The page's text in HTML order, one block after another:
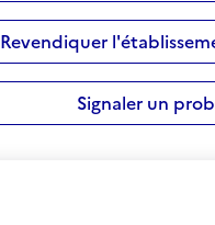
Revendiquer
Signaler un